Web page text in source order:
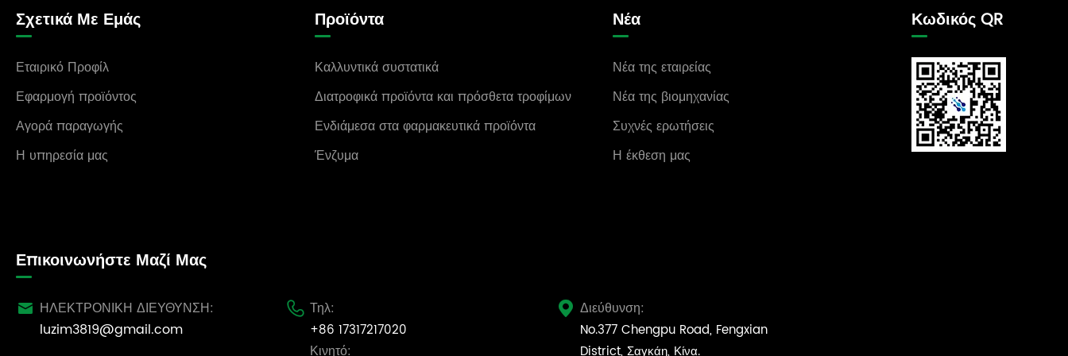
Σχετικά Με Εμάς
Εταιρικό Προφίλ
Εφαρμογή προϊόντος
Αγορά παραγωγής
Η υπηρεσία μας
Προϊόντα
Καλλυντικά συστατικά
Διατροφικά προϊόντα και πρόσθετα τροφίμων
Ενδιάμεσα στα φαρμακευτικά προϊόντα
Ένζυμα
Νέα
Νέα της εταιρείας
Νέα της βιομηχανίας
Συχνές ερωτήσεις
Η έκθεση μας
Κωδικός QR
Επικοινωνήστε Μαζί Μας
 ΗΛΕΚΤΡΟΝΙΚΗ ΔΙΕΥΘΥΝΣΗ:
luzim3819@gmail.com
 Τηλ:
+86 17317217020
Κινητό:
 Διεύθυνση:
No.377 Chengpu Road, Fengxian
District, Σαγκάη, Κίνα.